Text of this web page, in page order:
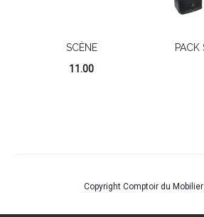
SCÈNE
11.00
PACK
Copyright Comptoir du